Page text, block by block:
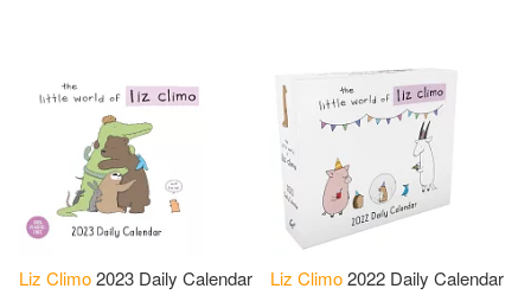
Liz Climo2023 Daily Calendar
Liz Climo2022 Daily Calendar